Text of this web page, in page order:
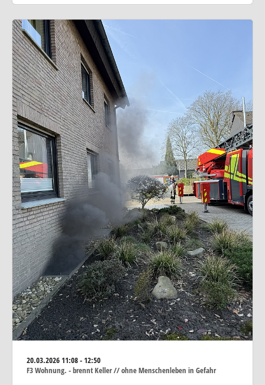
20.03.202611:08 - 12:50
F3 Wohnung. - brennt Keller // ohne Menschenleben in Gefahr